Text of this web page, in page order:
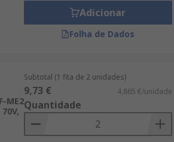
Adicionar
Folha de Dados
ME2
Subtotal (1 fita de 2 unidades)
9,73 € 4,865 €/unidade
Quantidade